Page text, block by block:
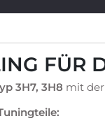
FÜR
3H7, 3H8 mit